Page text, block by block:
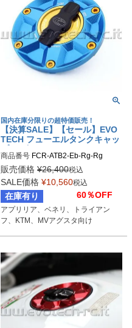
国内在庫分限りの超特価販売！
【決算SALE】【セール】EVO
TECH フューエルタンクキャッ
I/TRIUMPH/KTM/MV AGUSTA
商品番号 FCR-ATB2-Eb-Rg-Rg
販売価格 ¥26,400税込
SALE価格 ¥10,560税込
在庫有り 60％OFF
アプリリア、ベネリ、トライアン
フ、KTM、MVアグスタ向け